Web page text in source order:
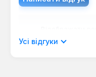
мовою.
Усі відгуки